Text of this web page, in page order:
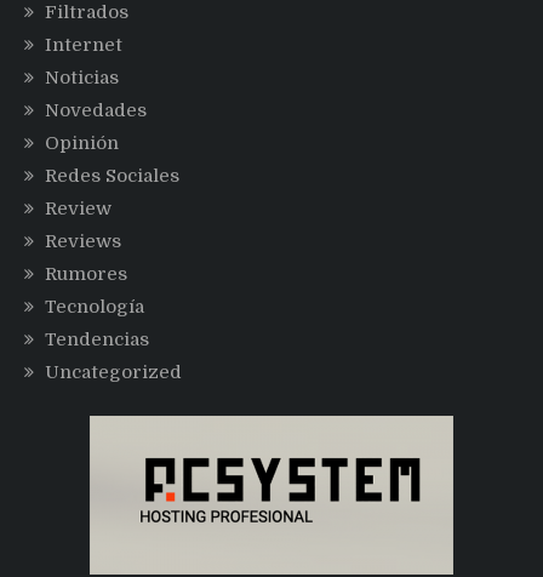
Filtrados
Internet
Noticias
Novedades
Opinión
Redes Sociales
Review
Reviews
Rumores
Tecnología
Tendencias
Uncategorized